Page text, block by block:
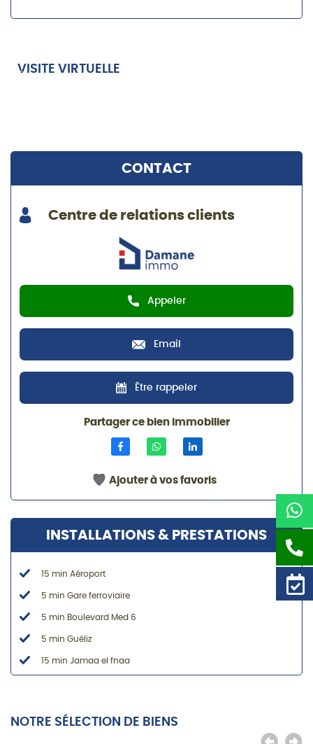
VISITE VIRTUELLE
CONTACT
Centre de relations clients
Appeler
Email
Être rappeler
Partager ce bien immobilier
Ajouter à vos favoris
INSTALLATIONS & PRESTATIONS
15 min Aéroport
5 min Gare ferroviaire
5 min Boulevard Med 6
5 min Guéliz
15 min Jamaa el fnaa
NOTRE SÉLECTION DE BIENS